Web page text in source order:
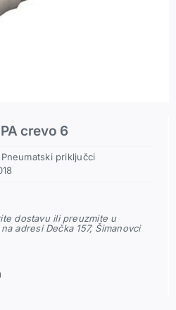
priključci
crevo 6
Pneumatski priključci
dostavu ili preuzmite u
adresi Dečka 157, Šimanovci